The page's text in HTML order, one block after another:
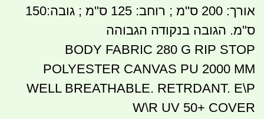
אורך: 200 ס"מ ; רוחב: 125 ס"מ ; גובה:150
ס"מ. הגובה בנקודה הגבוהה
BODY FABRIC 280 G RIP STOP
POLYESTER CANVAS PU 2000 MM
WELL BREATHABLE. RETRDANT. E\P
W\R UV 50+ COVER